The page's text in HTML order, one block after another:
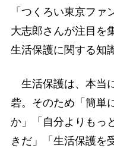
「つくろい東京フ
大志郎さんが注目を
生活保護に関する知
生活保護は、本当
砦。そのため「簡単
か」「自分よりもっ
きだ」「生活保護を